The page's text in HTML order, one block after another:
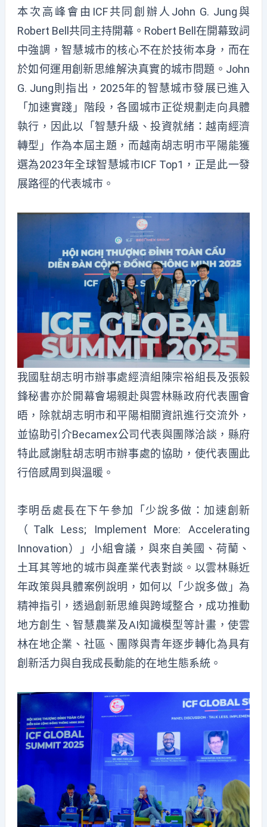
本次高峰會由ICF共同創辦人John G. Jung與
Robert Bell共同主持開幕。Robert Bell在開幕致詞
中強調，智慧城市的核心不在於技術本身，而在
於如何運用創新思維解決真實的城市問題。John
G. Jung則指出，2025年的智慧城市發展已進入
「加速實踐」階段，各國城市正從規劃走向具體
執行，因此以「智慧升級、投資就緒：越南經濟
轉型」作為本屆主題，而越南胡志明市平陽能獲
選為2023年全球智慧城市ICF Top1，正是此一發
展路徑的代表城市。
我國駐胡志明市辦事處經濟組陳宗裕組長及張毅
鋒秘書亦於開幕會場親赴與雲林縣政府代表團會
晤，除就胡志明市和平陽相關資訊進行交流外，
並協助引介Becamex公司代表與團隊洽談，縣府
特此感謝駐胡志明市辦事處的協助，使代表團此
行倍感周到與溫暖。
李明岳處長在下午參加「少說多做：加速創新
（Talk Less; Implement More: Accelerating
Innovation）」小組會議，與來自美國、荷蘭、
土耳其等地的城市與產業代表對談。以雲林縣近
年政策與具體案例說明，如何以「少說多做」為
精神指引，透過創新思維與跨域整合，成功推動
地方創生、智慧農業及AI知識模型等計畫，使雲
林在地企業、社區、團隊與青年逐步轉化為具有
創新活力與自我成長動能的在地生態系統。